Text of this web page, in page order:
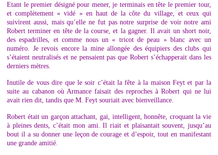
Etant le premier désigné pour mener, je terminais en tête le premier tour,
et complètement « vidé » en haut de la côte du village, et ceux qui
suivirent aussi, mais qu’elle ne fut pas notre surprise de voir notre ami
Robert terminer en tête de la course, et la gagner. Il avait un short noir,
des espadrilles, et comme nous un « tricot de peau » blanc avec un
numéro. Je revois encore la mine allongée des équipiers des clubs qui
s’étaient neutralisés et ne pensaient pas que Robert s’échapperait dans les
derniers mètres.
Inutile de vous dire que le soir c’était la fête à la maison Feyt et par la
suite au cabanon où Armance faisait des reproches à Robert qui ne lui
avait rien dit, tandis que M. Feyt souriait avec bienveillance.
Robert était un garçon attachant, gai, intelligent, honnête, croquant la vie
à pleines dents, c’était mon ami. Il riait et plaisantait souvent, jusqu’au
bout il a su donner une leçon de courage et d’espoir, tout en manifestant
une grande amitié.